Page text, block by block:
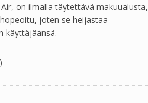
on ilmalla täytettävä makuualusta,
joten se heijastaa
käyttäjäänsä.